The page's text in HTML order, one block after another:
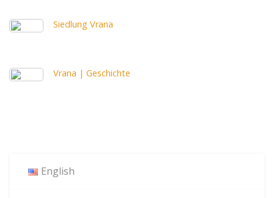
Siedlung Vrana
Vrana | Geschichte
English